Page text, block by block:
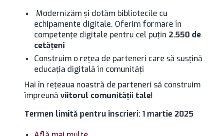
Modernizăm și dotăm bibliotecile cu
echipamente digitale. Oferim formare în
competențe digitale pentru cel puțin 2.550 de
cetățeni
Construim o rețea de parteneri care să susțină
educația digitală în comunități
Hai în rețeaua noastră de parteneri să construim
împreună viitorul comunității tale!
Termen limită pentru înscrieri: 1 martie 2025